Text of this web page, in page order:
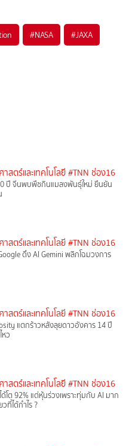
#NASA #JAXA
สตร์และเทคโนโลยี #TNN ช่อง16
ปี จีนพบพืชกินแมลงพันธุ์ใหม่ ยืนยัน
สตร์และเทคโนโลยี #TNN ช่อง16
ดึง AI Gemini พลิกโฉมวงการ
สตร์และเทคโนโลยี #TNN ช่อง16
แตกร้าวหลังลุยดาวอังคาร 14 ปี
หว
สตร์และเทคโนโลยี #TNN ช่อง16
ด้โต 92% แต่หุ้นร่วงเพราะทุ่มกับ AI มาก
ที่ได้กำไร ?